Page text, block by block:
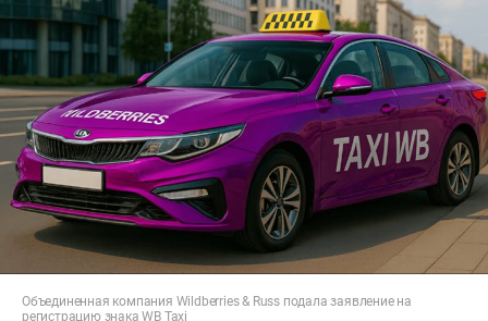
Объединенная компания Wildberries & Russ подала заявление на
регистрацию знака WB Taxi